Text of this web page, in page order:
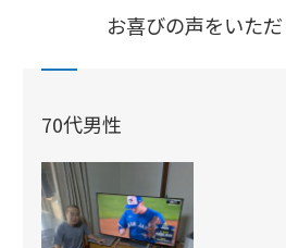
お喜びの声をいただ
70代男性